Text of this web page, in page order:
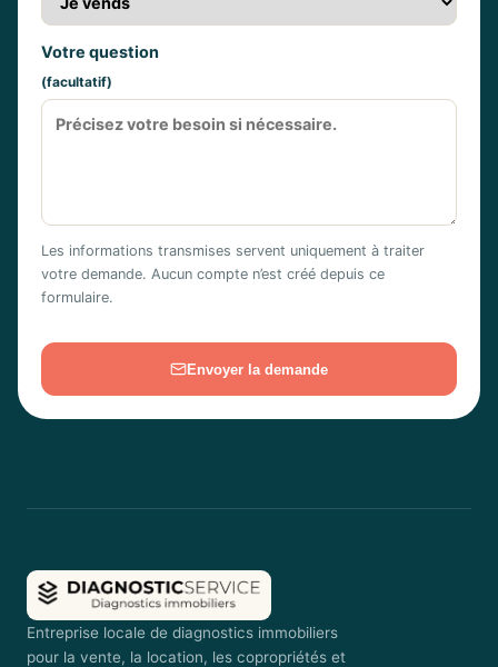
Votre question
(facultatif)
Les informations transmises servent uniquement à traiter
votre demande. Aucun compte n’est créé depuis ce
formulaire.
Envoyer la demande
Entreprise locale de diagnostics immobiliers
pour la vente, la location, les copropriétés et